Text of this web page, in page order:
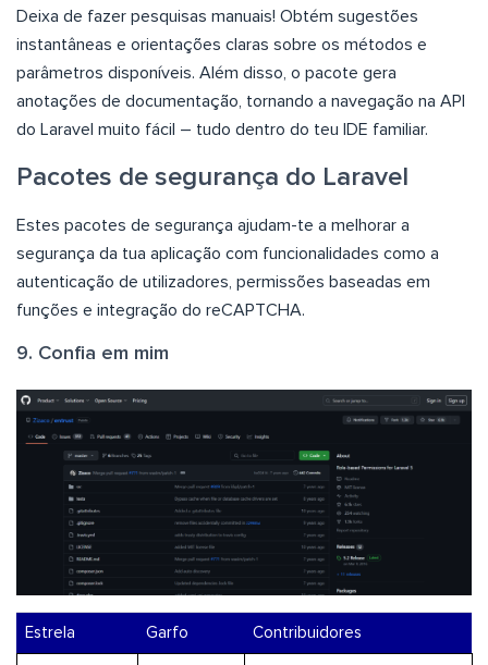
Deixa de fazer pesquisas manuais! Obtém sugestões
instantâneas e orientações claras sobre os métodos e
parâmetros disponíveis. Além disso, o pacote gera
anotações de documentação, tornando a navegação na API
do Laravel muito fácil – tudo dentro do teu IDE familiar.
Pacotes de segurança do Laravel
Estes pacotes de segurança ajudam-te a melhorar a
segurança da tua aplicação com funcionalidades como a
autenticação de utilizadores, permissões baseadas em
funções e integração do reCAPTCHA.
9. Confia em mim
Estrela Garfo Contribuidores